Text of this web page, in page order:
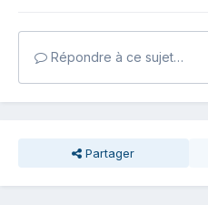
Répondre à ce sujet…
Partager